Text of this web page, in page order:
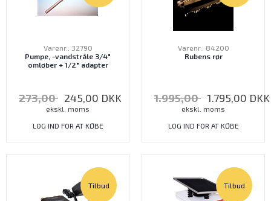
Varenr.: 32790
Pumpe, -vandstråle 3/4"
omløber + 1/2" adapter
273,00 245,00 DKK
ekskl. moms
LOG IND FOR AT KØBE
Varenr.: 84200
Rubens rør
1.995,00 1.795,00 DKK
ekskl. moms
LOG IND FOR AT KØBE
Tilbud Tilbud